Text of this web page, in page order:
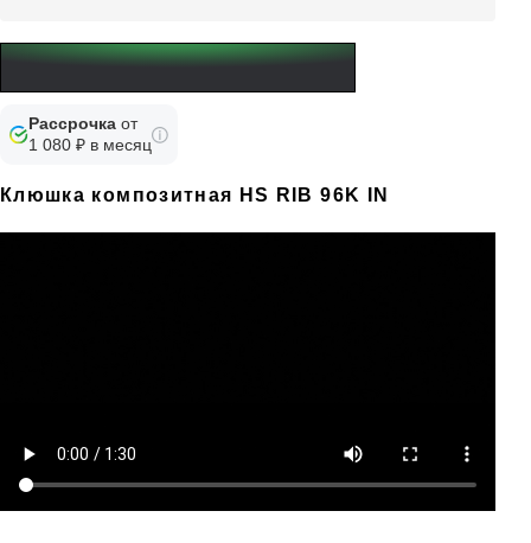
Рассрочка от
1 080 ₽ в месяц
Клюшка композитная HS RIB 96K IN